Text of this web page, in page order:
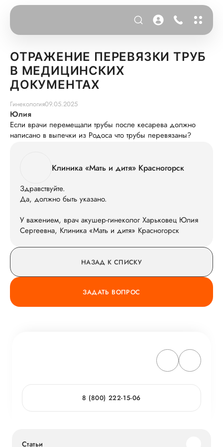
ОТРАЖЕНИЕ ПЕРЕВЯЗКИ ТРУБ
В МЕДИЦИНСКИХ
ДОКУМЕНТАХ
Гинекология09.05.2025
Юлия
Если врачи перемещали трубы после кесарева должно
написано в выпечки из Родоса что трубы перевязаны?
Клиника «Мать и дитя» Красногорск
Здравствуйте.
Да, должно быть указано.
У важением, врач акушер-гинеколог Харьковец Юлия
Сергеевна, Клиника «Мать и дитя» Красногорск
НАЗАД К СПИСКУ
ЗАДАТЬ ВОПРОС
8 (800) 222-15-06
Статьи